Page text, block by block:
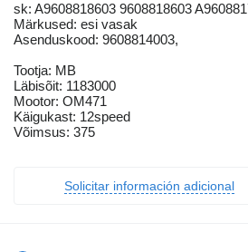
sk: A9608818603 9608818603
Märkused: esi vasak
Asenduskood: 9608814003,
Tootja: MB
Läbisõit: 1183000
Mootor: OM471
Käigukast: 12speed
Võimsus: 375
Solicitar información adicional